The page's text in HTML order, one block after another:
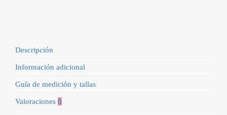
Descripción
Información adicional
Guía de medición y tallas
Valoraciones 0